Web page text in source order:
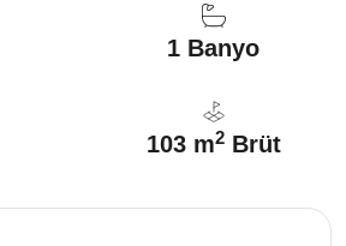
1 Banyo
103 m2Brüt